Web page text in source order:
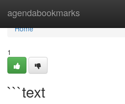
agendabookmarks
Home
Home
1
```text